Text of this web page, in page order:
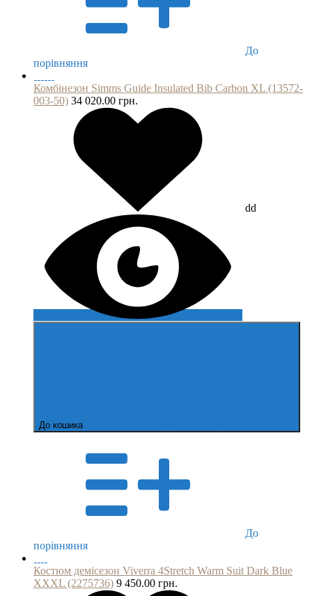
До
порівняння
Комбінезон Simms Guide Insulated Bib Carbon XL (13572-
003-50) 34 020.00 грн.
dd
До кошика
До
порівняння
Костюм демісезон Viverra 4Stretch Warm Suit Dark Blue
XXXL (2275736) 9 450.00 грн.